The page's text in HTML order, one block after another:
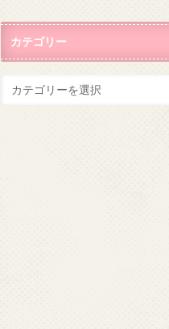
カテゴリー